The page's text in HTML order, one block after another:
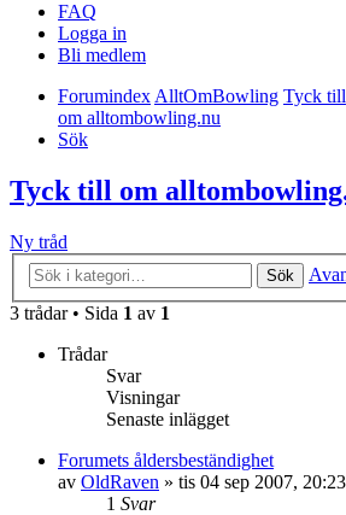
FAQ
Logga in
Bli medlem
ForumindexAlltOmBowling Tyck till
om alltombowling.nu
Sök
Tyck till om
Ny tråd
Sök
3 trådar • Sida 1 av 1
Trådar
Svar
Visningar
Senaste inlägget
Forumets åldersbeständighet
av OldRaven » tis 04 sep 2007, 20:23
1 Svar